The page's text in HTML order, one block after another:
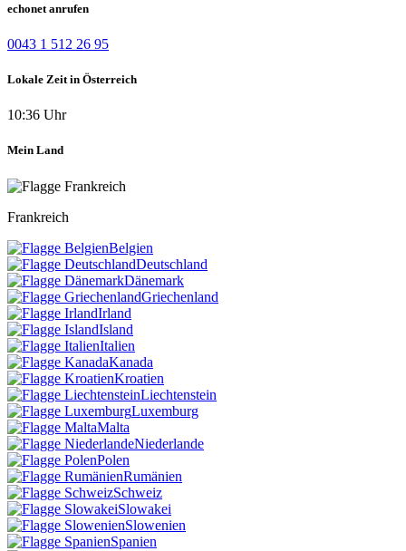
echonet anrufen
0043 1 512 26 95
Lokale Zeit in Österreich
10:36 Uhr
Mein Land
Frankreich
Belgien
Deutschland
Dänemark
Griechenland
Irland
Island
Italien
Kanada
Kroatien
Liechtenstein
Luxemburg
Malta
Niederlande
Polen
Rumänien
Schweiz
Slowakei
Slowenien
Spanien